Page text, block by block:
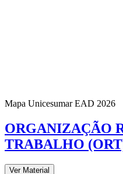
Mapa Unicesumar EAD 2026
ORGANIZAÇÃO
TRABALHO
Ver Material